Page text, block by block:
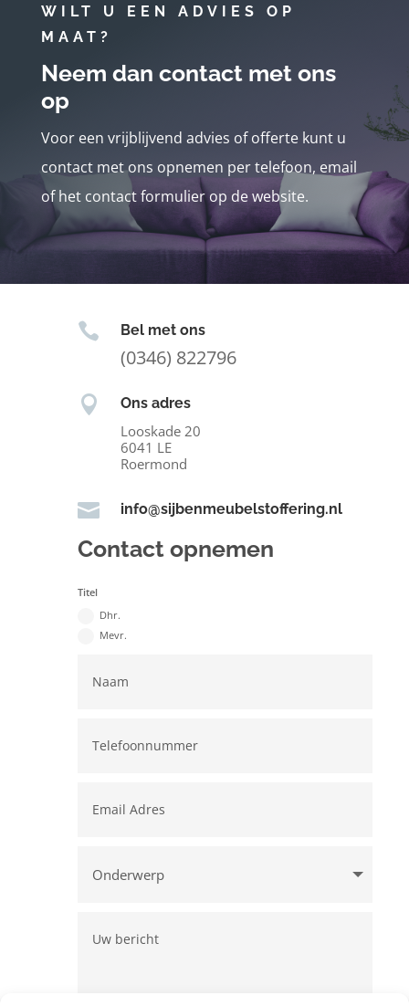
WILT U EEN ADVIES OP
MAAT?
Neem dan contact met ons
op
Voor een vrijblijvend advies of offerte kunt u
contact met ons opnemen per telefoon, email
of het contact formulier op de website.
 Bel met ons
(0346) 822796
 Ons adres
Looskade 20
6041 LE
Roermond
 info@sijbenmeubelstoffering.nl
Contact opnemen
Titel
Dhr.
Mevr.